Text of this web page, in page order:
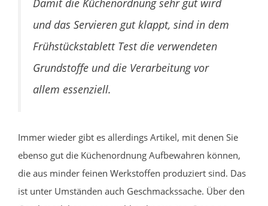
Damit die Küchenordnung sehr gut wird
und das Servieren gut klappt, sind in dem
Frühstückstablett Test die verwendeten
Grundstoffe und die Verarbeitung vor
allem essenziell.
Immer wieder gibt es allerdings Artikel, mit denen Sie
ebenso gut die Küchenordnung Aufbewahren können,
die aus minder feinen Werkstoffen produziert sind. Das
ist unter Umständen auch Geschmackssache. Über den